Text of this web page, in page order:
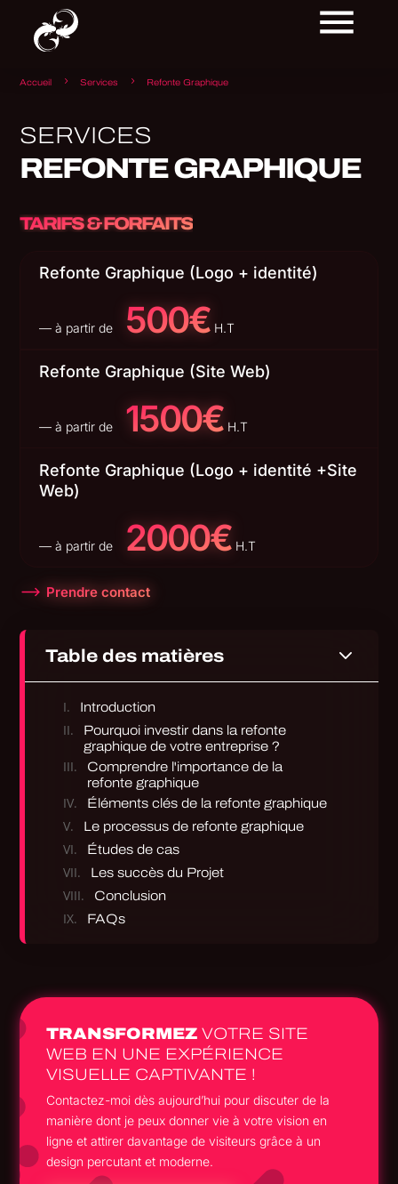
Accueil 5 Services 5 Refonte Graphique
SERVICES
REFONTE GRAPHIQUE
TARIFS & FORFAITS
Refonte Graphique (Logo + identité)
— à partir de 500€H.T
Refonte Graphique (Site Web)
— à partir de 1500€H.T
Refonte Graphique (Logo + identité +Site
Web)
— à partir de 2000€H.T
Prendre contact
Table des matières 3
Introduction
Pourquoi investir dans la refonte
graphique de votre entreprise ?
Comprendre l'importance de la
refonte graphique
Éléments clés de la refonte graphique
Le processus de refonte graphique
Études de cas
Les succès du Projet
Conclusion
FAQs
TRANSFORMEZ VOTRE SITE
WEB EN UNE EXPÉRIENCE
VISUELLE CAPTIVANTE !
Contactez-moi dès aujourd’hui pour discuter de la
manière dont je peux donner vie à votre vision en
ligne et attirer davantage de visiteurs grâce à un
design percutant et moderne.